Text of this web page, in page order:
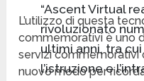
“Ascent Virtual
rivoluzionato
ultimi anni, tra cui
l’istruzione e
L’utilizzo di questa
commemorativi è uno
servizi commemorativi
nuovo modo per